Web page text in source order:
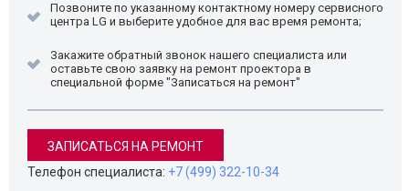
Позвоните по указанному контактному номеру сервисного
центра LG и выберите удобное для вас время ремонта;
Закажите обратный звонок нашего специалиста или
оставьте свою заявку на ремонт проектора в
специальной форме "Записаться на ремонт"
ЗАПИСАТЬСЯ НА РЕМОНТ
Телефон специалиста: +7 (499) 322-10-34